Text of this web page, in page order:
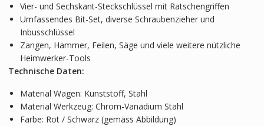
Vier- und Sechskant-Steckschlüssel mit Ratschengriffen
Umfassendes Bit-Set, diverse Schraubenzieher und
Inbusschlüssel
Zangen, Hammer, Feilen, Säge und viele weitere nützliche
Heimwerker-Tools
Technische Daten:
Material Wagen: Kunststoff, Stahl
Material Werkzeug: Chrom-Vanadium Stahl
Farbe: Rot / Schwarz (gemäss Abbildung)